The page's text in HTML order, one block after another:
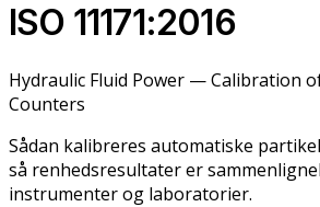
ISO 11171:2016
Hydraulic Fluid Power — Calibration
Counters
Sådan kalibreres automatiske
så renhedsresultater er
instrumenter og laboratorier.